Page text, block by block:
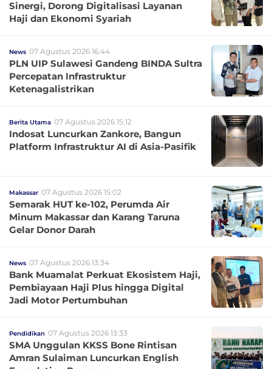
Sinergi, Dorong Digitalisasi Layanan
Haji dan Ekonomi Syariah
News 07 Agustus 2026 16:44
PLN UIP Sulawesi Gandeng BINDA Sultra
Percepatan Infrastruktur
Ketenagalistrikan
Berita Utama 07 Agustus 2026 15:12
Indosat Luncurkan Zankore, Bangun
Platform Infrastruktur AI di Asia-Pasifik
Makassar 07 Agustus 2026 15:02
Semarak HUT ke-102, Perumda Air
Minum Makassar dan Karang Taruna
Gelar Donor Darah
News 07 Agustus 2026 13:34
Bank Muamalat Perkuat Ekosistem Haji,
Pembiayaan Haji Plus hingga Digital
Jadi Motor Pertumbuhan
Pendidikan 07 Agustus 2026 13:33
SMA Unggulan KKSS Bone Rintisan
Amran Sulaiman Luncurkan English